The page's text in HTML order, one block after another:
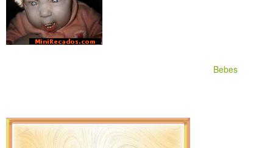
Bebes